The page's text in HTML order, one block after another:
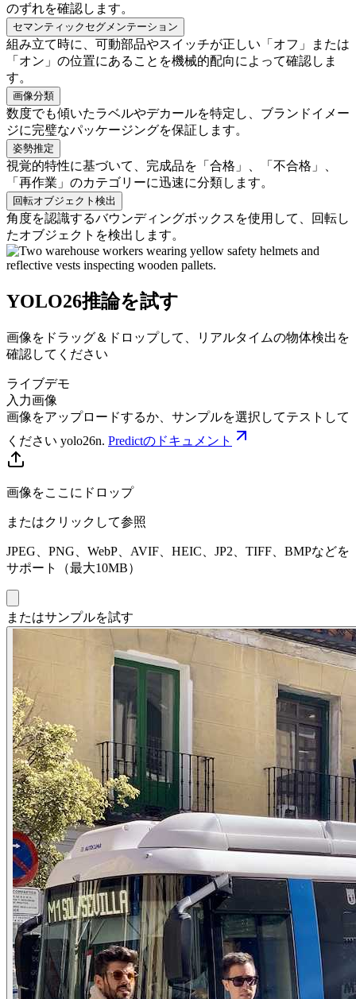
のずれを確認します。
セマンティックセグメンテーション
組み立て時に、可動部品やスイッチが正しい「オフ」または
「オン」の位置にあることを機械的配向によって確認しま
す。
画像分類
数度でも傾いたラベルやデカールを特定し、ブランドイメー
ジに完璧なパッケージングを保証します。
姿勢推定
視覚的特性に基づいて、完成品を「合格」、「不合格」、
「再作業」のカテゴリーに迅速に分類します。
回転オブジェクト検出
角度を認識するバウンディングボックスを使用して、回転し
たオブジェクトを検出します。
YOLO26推論を試す
画像をドラッグ＆ドロップして、リアルタイムの物体検出を
確認してください
ライブデモ
入力画像
画像をアップロードするか、サンプルを選択してテストして
ください yolo26n. Predictのドキュメント
画像をここにドロップ
またはクリックして参照
JPEG、PNG、WebP、AVIF、HEIC、JP2、TIFF、BMPなどを
サポート（最大10MB）
またはサンプルを試す